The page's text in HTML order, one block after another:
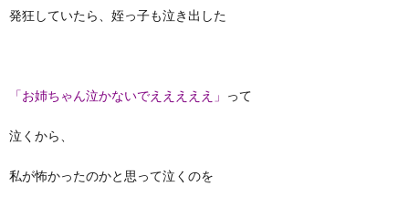
発狂していたら、姪っ子も泣き出した
「お姉ちゃん泣かないでえええええ」 って
泣くから、
私が怖かったのかと思って泣くのを